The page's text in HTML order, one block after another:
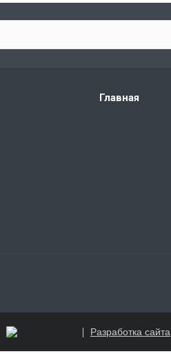
Главная
Разработка сайта